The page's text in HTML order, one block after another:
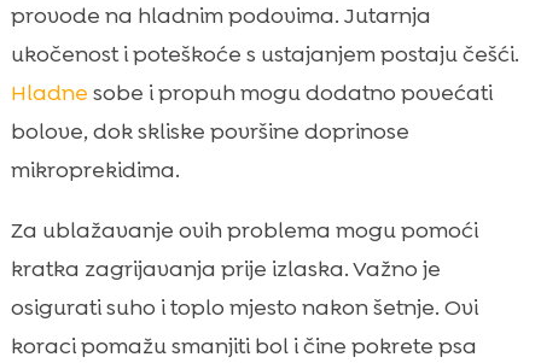
provode na hladnim podovima. Jutarnja
ukočenost i poteškoće s ustajanjem postaju češći.
Hladne sobe i propuh mogu dodatno povećati
bolove, dok skliske površine doprinose
mikroprekidima.
Za ublažavanje ovih problema mogu pomoći
kratka zagrijavanja prije izlaska. Važno je
osigurati suho i toplo mjesto nakon šetnje. Ovi
koraci pomažu smanjiti bol i čine pokrete psa